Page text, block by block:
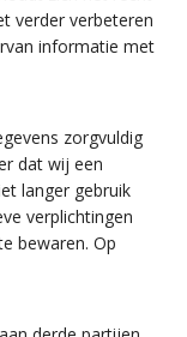
verder verbeteren
informatie met
zorgvuldig
dat wij een
langer gebruik
verplichtingen
bewaren. Op